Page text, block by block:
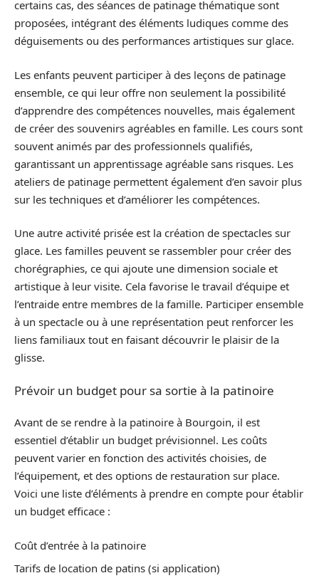
certains cas, des séances de patinage thématique sont
proposées, intégrant des éléments ludiques comme des
déguisements ou des performances artistiques sur glace.
Les enfants peuvent participer à des leçons de patinage
ensemble, ce qui leur offre non seulement la possibilité
d’apprendre des compétences nouvelles, mais également
de créer des souvenirs agréables en famille. Les cours sont
souvent animés par des professionnels qualifiés,
garantissant un apprentissage agréable sans risques. Les
ateliers de patinage permettent également d’en savoir plus
sur les techniques et d’améliorer les compétences.
Une autre activité prisée est la création de spectacles sur
glace. Les familles peuvent se rassembler pour créer des
chorégraphies, ce qui ajoute une dimension sociale et
artistique à leur visite. Cela favorise le travail d’équipe et
l’entraide entre membres de la famille. Participer ensemble
à un spectacle ou à une représentation peut renforcer les
liens familiaux tout en faisant découvrir le plaisir de la
glisse.
Prévoir un budget pour sa sortie à la patinoire
Avant de se rendre à la patinoire à Bourgoin, il est
essentiel d’établir un budget prévisionnel. Les coûts
peuvent varier en fonction des activités choisies, de
l’équipement, et des options de restauration sur place.
Voici une liste d’éléments à prendre en compte pour établir
un budget efficace :
Coût d’entrée à la patinoire
Tarifs de location de patins (si application)